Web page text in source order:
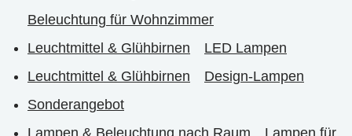
Beleuchtung für Wohnzimmer
Leuchtmittel & Glühbirnen
LED Lampen
Leuchtmittel & Glühbirnen
Design-Lampen
Sonderangebot
Lampen & Beleuchtung nach Raum
Lampen für